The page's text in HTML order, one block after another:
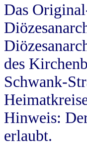
Das
des
Schwank-
Hinweis:
erlaubt.